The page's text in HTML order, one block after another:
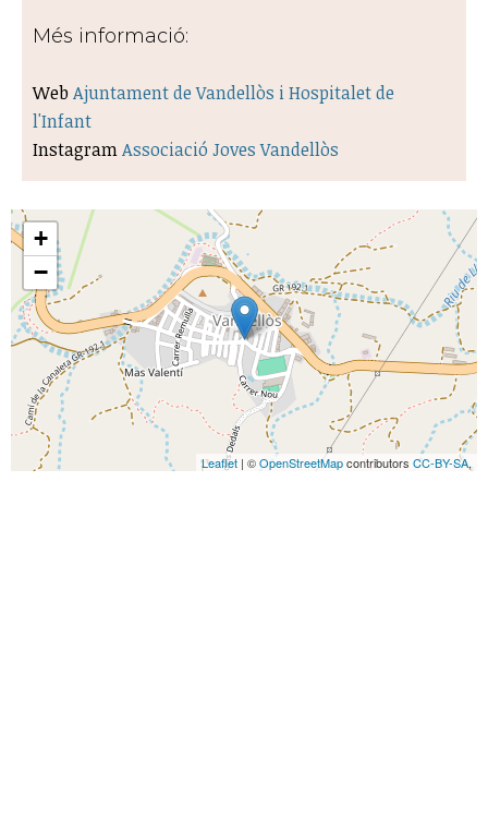
Més informació:
Web Ajuntament de Vandellòs i Hospitalet de
l'Infant
InstagramAssociació Joves Vandellòs
+
−
Leaflet | ©OpenStreetMapcontributors CC-BY-SA,